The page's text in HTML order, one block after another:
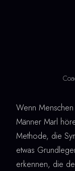
Wenn
Männer Marl
Methode, die
etwas
erkennen, die